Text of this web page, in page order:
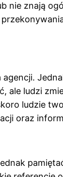
znają
ale ludzi
ludzie
oraz